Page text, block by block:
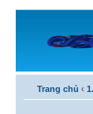
Trang chủ ‹